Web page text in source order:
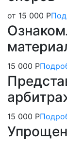
от 15 000 Р
15 000 Р
15 000 Р